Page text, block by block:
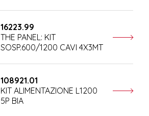
16223.99
THE PANEL: KIT
SOSP.600/1200 CAVI 4X3MT
108921.01
KIT ALIMENTAZIONE L1200
5P BIA